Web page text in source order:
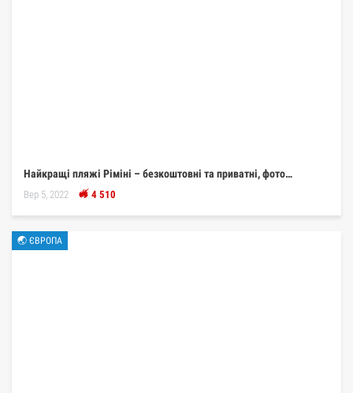
Найкращі пляжі Ріміні – безкоштовні та приватні, фото…
Вер 5, 2022 4 510
🌏 ЄВРОПА